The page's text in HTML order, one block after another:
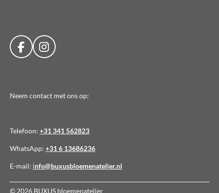
F
a
b
k
I
n
a
a
m
Neem contact met ons op:
Telefoon: +31 341 562823
WhatsApp: +31 6 13686236
E-mail: info@buxusbloemenatelier.nl
© 2026 BUXUS bloemenatelier